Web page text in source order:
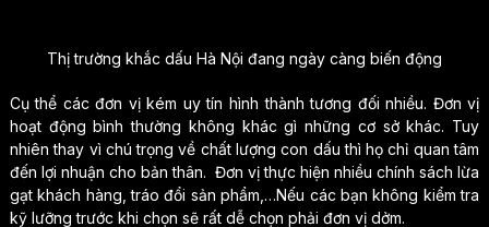
Thị trường khắc dấu Hà Nội đang ngày càng biến động
Cụ thể các đơn vị kém uy tín hình thành tương đối nhiều. Đơn vị
hoạt động bình thường không khác gì những cơ sở khác. Tuy
nhiên thay vì chú trọng về chất lượng con dấu thì họ chỉ quan tâm
đến lợi nhuận cho bản thân. Đơn vị thực hiện nhiều chính sách lừa
gạt khách hàng, tráo đổi sản phẩm,…Nếu các bạn không kiểm tra
kỹ lưỡng trước khi chọn sẽ rất dễ chọn phải đơn vị dởm.